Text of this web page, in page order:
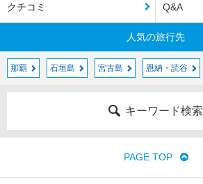
クチコミ Q&A
人気の旅行先
那覇 石垣島 宮古島 恩納・読谷
キーワード検索
PAGE TOP